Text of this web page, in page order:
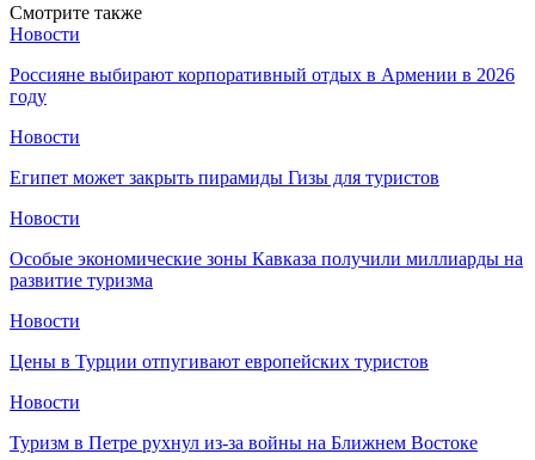
Смотрите также
Новости
Россияне выбирают корпоративный отдых в Армении в 2026
году
Новости
Египет может закрыть пирамиды Гизы для туристов
Новости
Особые экономические зоны Кавказа получили миллиарды на
развитие туризма
Новости
Цены в Турции отпугивают европейских туристов
Новости
Туризм в Петре рухнул из-за войны на Ближнем Востоке